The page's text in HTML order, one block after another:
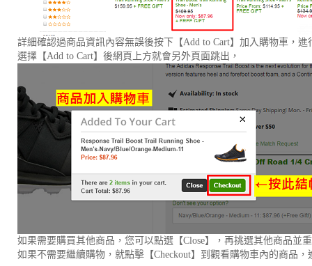
詳細確認過商品資訊內容無誤後按下【Add to Cart】加入購物車，進
選擇【Add to Cart】後網頁上方就會另外頁面跳出，
如果需要購買其他商品，您可以點選【Close】，再挑選其他商品並
如果不需要繼續購物，就點擊【Checkout】到觀看購物車內的商品，